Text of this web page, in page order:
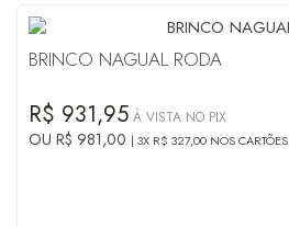
BRINCO NAGUAL RODA
R$ 931,95 À VISTA NO PIX
OU R$ 981,00 3X R$ 327,00 NOS CARTÕES